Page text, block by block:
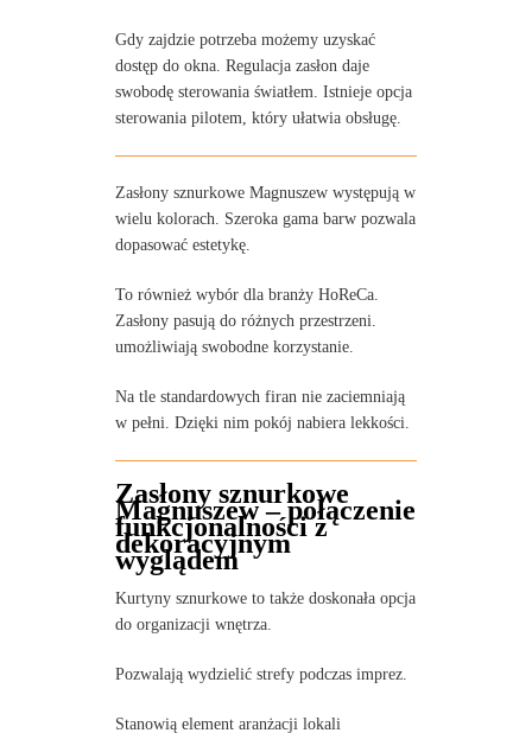
Gdy zajdzie potrzeba możemy uzyskać
dostęp do okna. Regulacja zasłon daje
swobodę sterowania światłem. Istnieje opcja
sterowania pilotem, który ułatwia obsługę.
Zasłony sznurkowe Magnuszew występują w
wielu kolorach. Szeroka gama barw pozwala
dopasować estetykę.
To również wybór dla branży HoReCa.
Zasłony pasują do różnych przestrzeni.
umożliwiają swobodne korzystanie.
Na tle standardowych firan nie zaciemniają
w pełni. Dzięki nim pokój nabiera lekkości.
Zasłony sznurkowe
Magnuszew – połączenie
funkcjonalności z
dekoracyjnym
wyglądem
Kurtyny sznurkowe to także doskonała opcja
do organizacji wnętrza.
Pozwalają wydzielić strefy podczas imprez.
Stanowią element aranżacji lokali